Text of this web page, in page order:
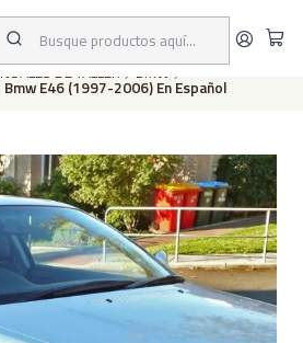
el texto del slide
DE TALLER BMW
E46 (1997-2006) En Español